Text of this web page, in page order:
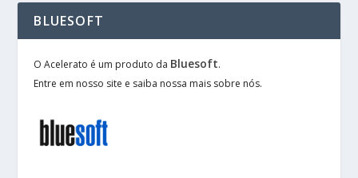
BLUESOFT
O Acelerato é um produto da Bluesoft.
Entre em nosso site e saiba nossa mais sobre nós.